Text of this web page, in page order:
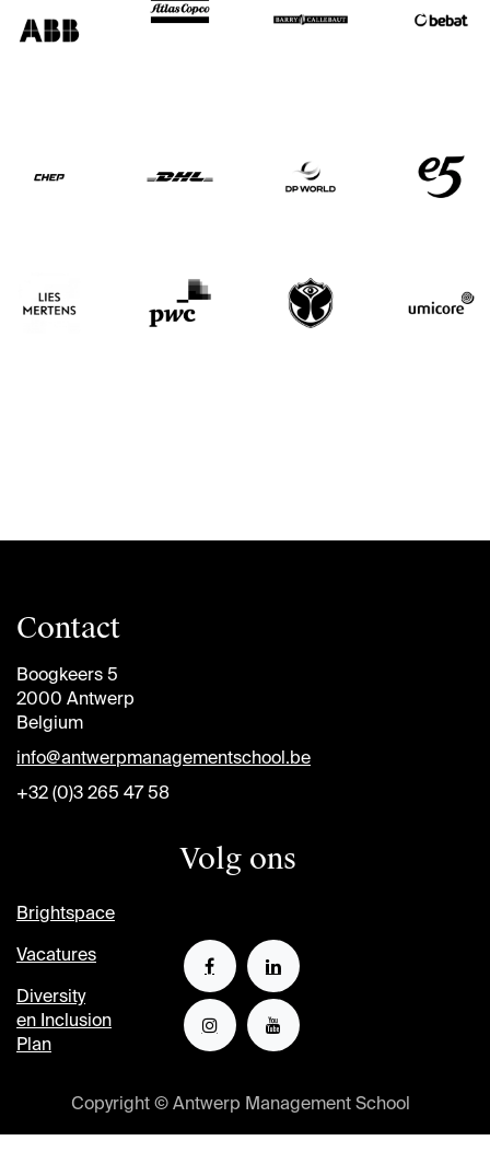
Contact
Boogkeers 5
2000 Antwerp
Belgium
info@antwerpmanagementschool.be
+32 (0)3 265 47 58
Brightspace
Vacatures
Diversity
en Inclusion
Plan
Volg ons
Copyright © Antwerp Management School